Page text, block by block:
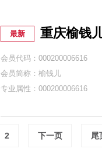
最新 重庆榆钱
会员代码：000200006616
会员简称：榆钱儿
专业属性：000200006616
2 下一页 尾